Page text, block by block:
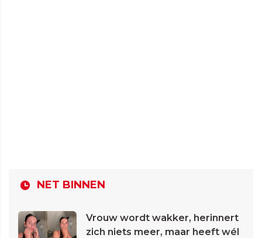
NET BINNEN
Vrouw wordt wakker, herinnert
zich niets meer, maar heeft wél